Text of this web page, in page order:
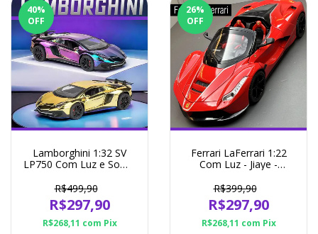
40%
OFF
Lamborghini 1:32 SV
LP750 Com Luz e Som -
Cores Disponíveis
R$499,90
R$297,90
R$268,11 com Pix
26%
OFF
Ferrari LaFerrari 1:22
Com Luz - Jiaye -
Disponíveis
R$399,90
R$297,90
R$268,11 com Pix